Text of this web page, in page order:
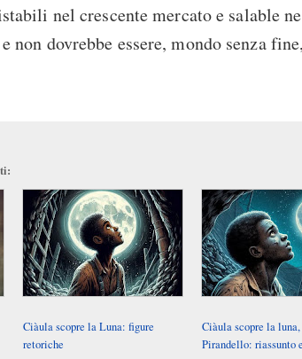
nel crescente mercato e salable
non dovrebbe essere, mondo senza
Ciàula scopre la Luna: figure
retoriche
Ciàula scopre la
Pirandello: riassunto